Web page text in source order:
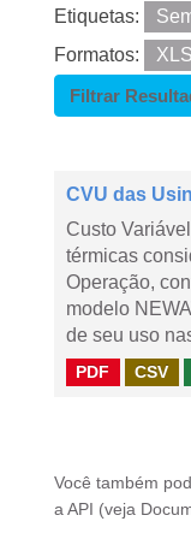
Etiquetas:
Formatos:
Filtrar
CVU das
Custo
térmicas
Operação,
modelo
de seu uso
PDF CSV
Você também
a API (veja